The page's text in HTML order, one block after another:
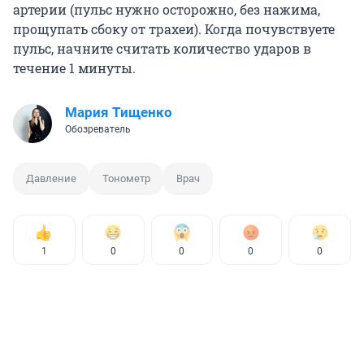
артерии (пульс нужно осторожно, без нажима,
прощупать сбоку от трахеи). Когда почувствуете
пульс, начните считать количество ударов в
течение 1 минуты.
Мария Тищенко
Обозреватель
Давление Тонометр Врач
1 0 0 0 0